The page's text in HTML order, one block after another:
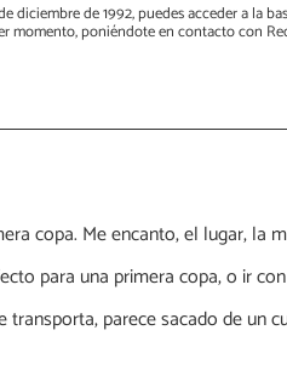
diciembre de 1992, puedes acceder a la
momento, poniéndote en contacto con
copa. Me encanto, el lugar, la
para una primera copa, o ir
transporta, parece sacado de un